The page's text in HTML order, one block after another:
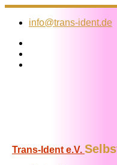
Zum
Inhalt
info@trans-ident.de
Trans-Ident e.V.